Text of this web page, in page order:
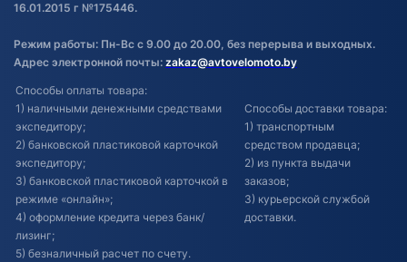
16.01.2015 г №175446.
Режим работы: Пн-Вс с 9.00 до 20.00, без перерыва и выходных.
Адрес электронной почты: zakaz@avtovelomoto.by
Способы оплаты товара:
1) наличными денежными средствами
экспедитору;
2) банковской пластиковой карточкой
экспедитору;
3) банковской пластиковой карточкой в
режиме «онлайн»;
4) оформление кредита через банк/
лизинг;
5) безналичный расчет по счету.
Способы доставки товара:
1) транспортным
средством продавца;
2) из пункта выдачи
заказов;
3) курьерской службой
доставки.